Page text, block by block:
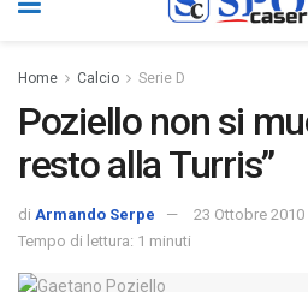
Home Calcio Serie D
Poziello non si
resto alla Turris”
di Armando Serpe
23 Ottobre 2010
Tempo di lettura: 1 minuti